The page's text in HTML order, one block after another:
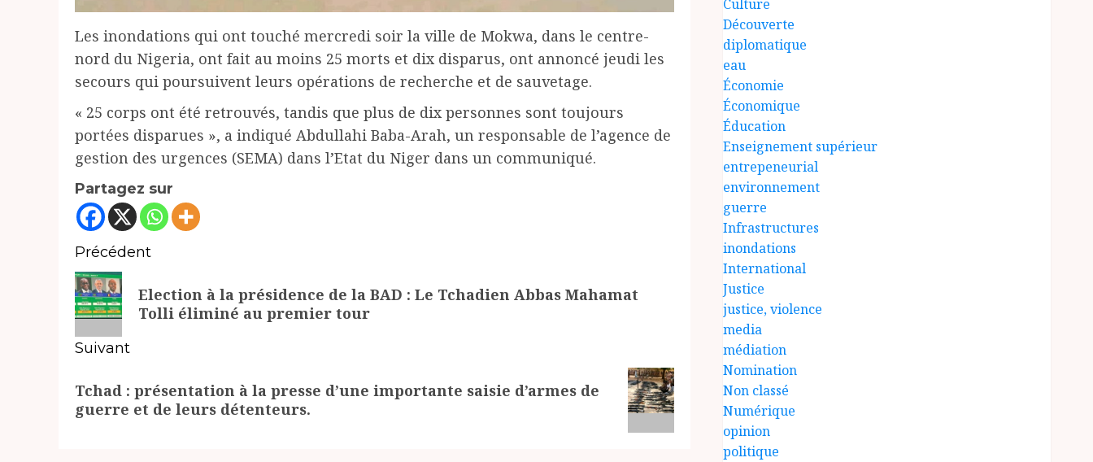
Les inondations qui ont touché mercredi soir la ville de Mokwa, dans le centre-
nord du Nigeria, ont fait au moins 25 morts et dix disparus, ont annoncé jeudi les
secours qui poursuivent leurs opérations de recherche et de sauvetage.
« 25 corps ont été retrouvés, tandis que plus de dix personnes sont toujours
portées disparues », a indiqué Abdullahi Baba-Arah, un responsable de l’agence de
gestion des urgences (SEMA) dans l’Etat du Niger dans un communiqué.
Partagez sur
Navigation
d’article
Précédent
Article
précédent:
Election à la présidence de la BAD : Le Tchadien Abbas Mahamat
Tolli éliminé au premier tour
Suivant
suivant:
Tchad : présentation à la presse d’une importante saisie d’armes de
guerre et de leurs détenteurs.
Culture
Découverte
diplomatique
eau
Économie
Économique
Éducation
Enseignement supérieur
entrepeneurial
environnement
guerre
Infrastructures
inondations
International
Justice
justice, violence
media
médiation
Nomination
Non classé
Numérique
opinion
politique